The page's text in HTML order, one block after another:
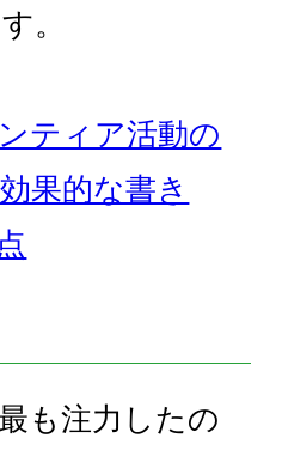
。
ティア活動の
果的な書き
も注力したの